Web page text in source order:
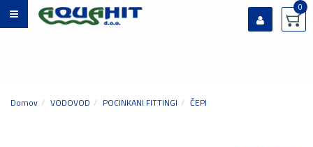
0
Domov VODOVOD POCINKANI FITTINGI ČEPI